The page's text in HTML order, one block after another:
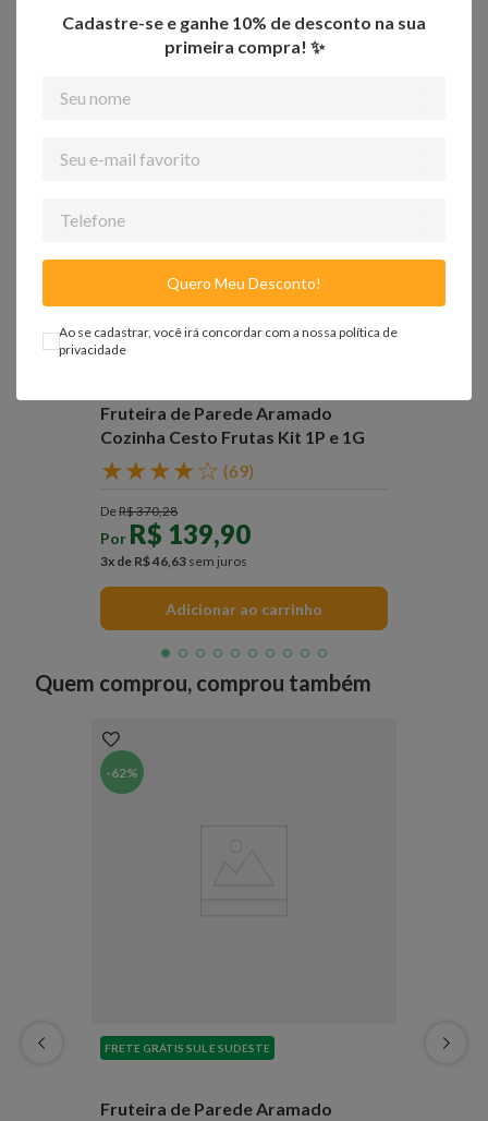
Cadastre-se e ganhe 10% de desconto na sua
primeira compra! ✨
Quero Meu Desconto!
Ao se cadastrar, você irá concordar com a nossapolítica de
privacidadeFRETE GRÁTIS SUL E SUDESTE
Fruteira de Parede Aramado
Cozinha Cesto Frutas Kit 1P e 1G
★★★★☆ (69)
DeR$370,28
Por R$ 139,90
3x de R$46,63 sem juros
Adicionar ao carrinho
Quem comprou, comprou também
-62%
FRETE GRÁTIS SUL E SUDESTE
Fruteira de Parede Aramado